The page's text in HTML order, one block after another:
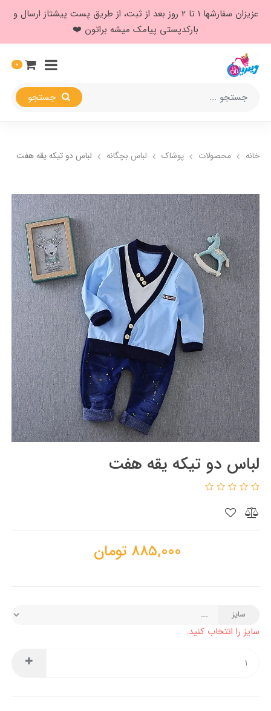
عزیزان سفارشها ۱ تا ۲ روز بعد از ثبت، از طریق پست پیشتاز ارسال و
بارکدپستی پیامک میشه براتون ❤️
0
خانه محصولات پوشاک لباس بچگانه لباس دو تیکه یقه هفت
لباس دو تیکه یقه هفت
885,000 تومان
سایز
سایز را انتخاب کنید.